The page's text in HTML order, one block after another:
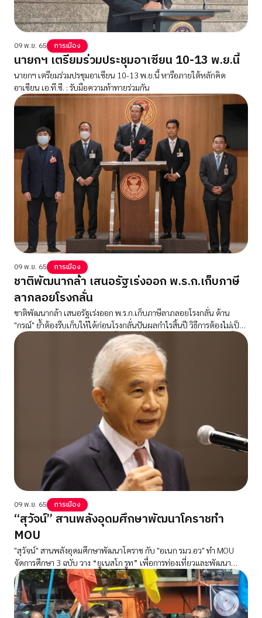
09 พ.ย. 65 การเมือง
นายกฯ เตรียมร่วมประชุมอาเซียน 10-13 พ.ย.นี้
นายกฯ เตรียมร่วมปรชุมอาเซียน 10-13 พ.ย.นี้ หารือภายใต้หลักคิด
อาเซียน เอ.ที.ซี. : รับมือความท้าทายร่วมกัน
09 พ.ย. 65 การเมือง
ชาติพัฒนากล้า เสนอรัฐเร่งออก พ.ร.ก.เก็บภาษี
ลาภลอยโรงกลั่น
ชาติพัฒนากล้า เสนอรัฐเร่งออก พ.ร.ก.เก็บภาษีลาภลอยโรงกลั่น ด้าน
"กรณ์" ย้ำต้องรีบเก็บให้ได้ก่อนโรงกลั่นปันผลกำไรสิ้นปี วิธีการต้องไม่เป็น
ภาระประชาชน ไม่ต้องกู้ เทวัญ ชี้ถ้าทำได้ ราคาน้ำมันลง กองทุนติดหนี้
09 พ.ย. 65 การเมือง
“สุวัจน์” สานพลังอุดมศึกษาพัฒนาโคราชทำ
MOU
"สุวัจน์" สานพลังอุดมศึกษาพัฒนาโคราช กับ "อเนก รมว.อว" ทำ MOU
จัดการศึกษา 3 ฉบับ วาง “ยูเนสโก รูท” เพื่อการท่องเที่ยวและพัฒนา
เศรษฐกิจอย่างยั่งยืน